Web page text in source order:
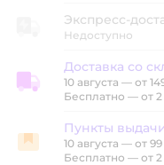
Экспресс-
Недоступно
Доставка со склада
Доставка со
10 августа — от
Бесплатно — от
Пункты выдачи
Пункты выдачи
10 августа — от
Бесплатно — от